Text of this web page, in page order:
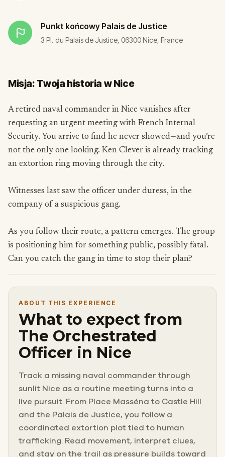
Punkt końcowy Palais de Justice
3 Pl. du Palais de Justice, 06300 Nice, France
Misja: Twoja historia w Nice
A retired naval commander in Nice vanishes after
requesting an urgent meeting with French Internal
Security. You arrive to find he never showed—and you’re
not the only one looking. Ken Clever is already tracking
an extortion ring moving through the city.
Witnesses last saw the officer under duress, in the
company of a suspicious gang.
As you follow their route, a pattern emerges. The group
is positioning him for something public, possibly fatal.
Can you catch the gang in time to stop their plan?
ABOUT THIS EXPERIENCE
What to expect from
The Orchestrated
Officer in Nice
Track a missing naval commander through
sunlit Nice as a routine meeting turns into a
live pursuit. From Place Masséna to Castle Hill
and the Palais de Justice, you follow a
coordinated extortion plot tied to human
trafficking. Read movement, interpret clues,
and stay on the trail as pressure builds toward